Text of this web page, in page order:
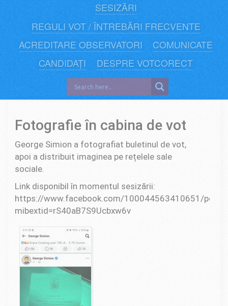
SESIZĂRI
REGULI VOT / ÎNTREBĂRI FRECVENTE
ACREDITARE OBSERVATORI
COMUNICATE
CANDIDAȚI
DESPRE VOTCORECT
Fotografie în cabina de vot
George Simion a fotografiat buletinul de vot,
apoi a distribuit imaginea pe rețelele sale
sociale.
Link disponibil în momentul sesizării:
https://www.facebook.com/100044563410651/
mibextid=rS40aB7S9Ucbxw6v